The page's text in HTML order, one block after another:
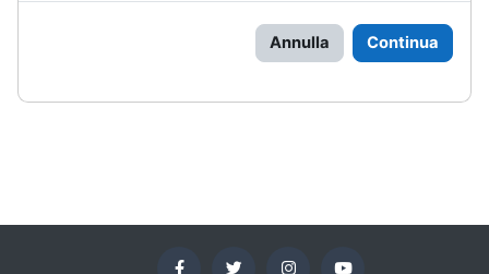
Annulla Continua